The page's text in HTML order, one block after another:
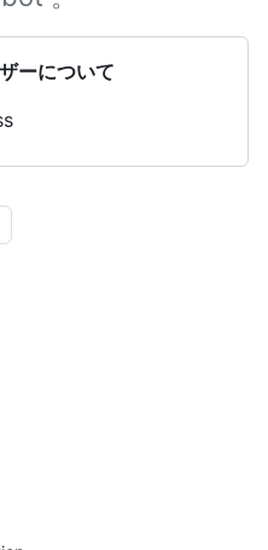
ーについて